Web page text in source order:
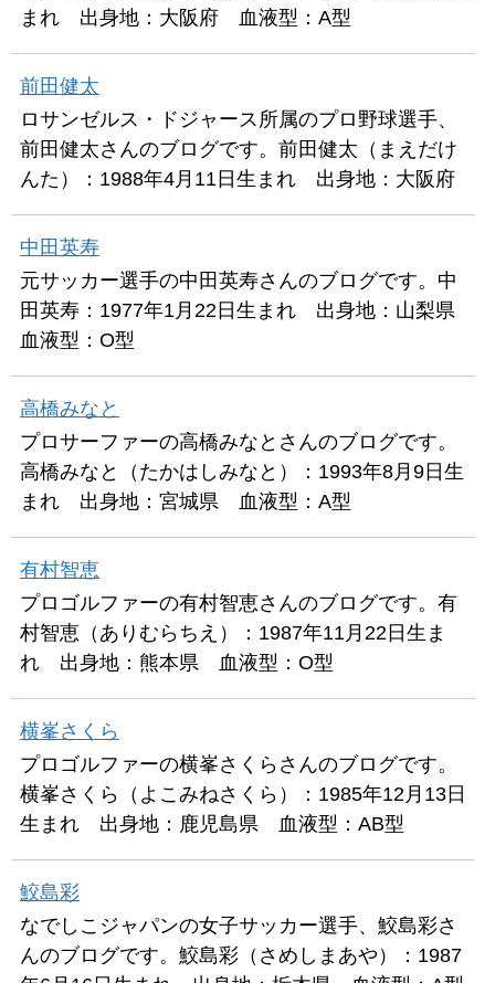
まれ 出身地：大阪府 血液型：A型
前田健太
ロサンゼルス・ドジャース所属のプロ野球選手、
前田健太さんのブログです。前田健太（まえだけ
んた）：1988年4月11日生まれ 出身地：大阪府
中田英寿
元サッカー選手の中田英寿さんのブログです。中
田英寿：1977年1月22日生まれ 出身地：山梨県
血液型：O型
高橋みなと
プロサーファーの高橋みなとさんのブログです。
高橋みなと（たかはしみなと）：1993年8月9日生
まれ 出身地：宮城県 血液型：A型
有村智恵
プロゴルファーの有村智恵さんのブログです。有
村智恵（ありむらちえ）：1987年11月22日生ま
れ 出身地：熊本県 血液型：O型
横峯さくら
プロゴルファーの横峯さくらさんのブログです。
横峯さくら（よこみねさくら）：1985年12月13日
生まれ 出身地：鹿児島県 血液型：AB型
鮫島彩
なでしこジャパンの女子サッカー選手、鮫島彩さ
んのブログです。鮫島彩（さめしまあや）：1987